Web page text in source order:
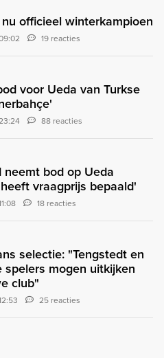
officieel winterkampioen
19 reacties
voor Ueda van Turkse
88 reacties
neemt bod op Ueda
vraagprijs bepaald'
18 reacties
selectie: "Tengstedt en
spelers mogen uitkijken
club"
25 reacties